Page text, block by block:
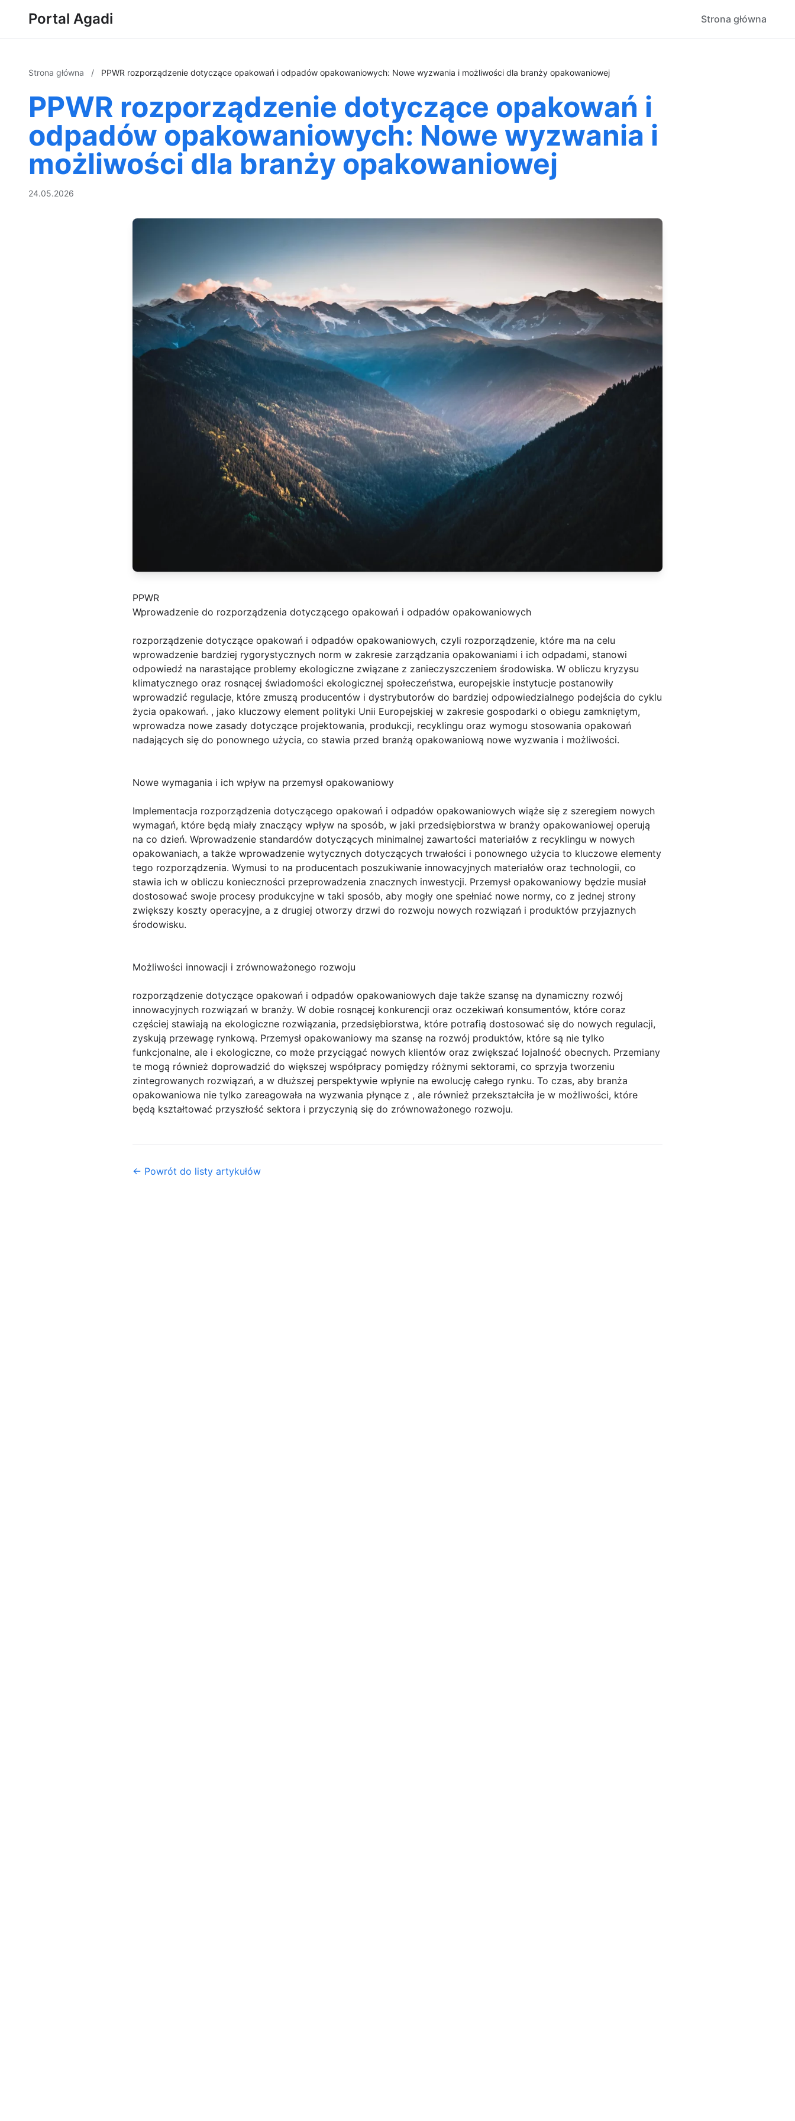
Portal Agadi Strona główna
Strona główna / PPWR rozporządzenie dotyczące opakowań i odpadów opakowaniowych: Nowe wyzwania i możliwości dla branży opakowaniowej
PPWR rozporządzenie dotyczące opakowań i
odpadów opakowaniowych: Nowe wyzwania i
możliwości dla branży opakowaniowej
24.05.2026
PPWR
Wprowadzenie do rozporządzenia dotyczącego opakowań i odpadów opakowaniowych
rozporządzenie dotyczące opakowań i odpadów opakowaniowych, czyli rozporządzenie, które ma na celu
wprowadzenie bardziej rygorystycznych norm w zakresie zarządzania opakowaniami i ich odpadami, stanowi
odpowiedź na narastające problemy ekologiczne związane z zanieczyszczeniem środowiska. W obliczu kryzysu
klimatycznego oraz rosnącej świadomości ekologicznej społeczeństwa, europejskie instytucje postanowiły
wprowadzić regulacje, które zmuszą producentów i dystrybutorów do bardziej odpowiedzialnego podejścia do cyklu
życia opakowań. , jako kluczowy element polityki Unii Europejskiej w zakresie gospodarki o obiegu zamkniętym,
wprowadza nowe zasady dotyczące projektowania, produkcji, recyklingu oraz wymogu stosowania opakowań
nadających się do ponownego użycia, co stawia przed branżą opakowaniową nowe wyzwania i możliwości.
Nowe wymagania i ich wpływ na przemysł opakowaniowy
Implementacja rozporządzenia dotyczącego opakowań i odpadów opakowaniowych wiąże się z szeregiem nowych
wymagań, które będą miały znaczący wpływ na sposób, w jaki przedsiębiorstwa w branży opakowaniowej operują
na co dzień. Wprowadzenie standardów dotyczących minimalnej zawartości materiałów z recyklingu w nowych
opakowaniach, a także wprowadzenie wytycznych dotyczących trwałości i ponownego użycia to kluczowe elementy
tego rozporządzenia. Wymusi to na producentach poszukiwanie innowacyjnych materiałów oraz technologii, co
stawia ich w obliczu konieczności przeprowadzenia znacznych inwestycji. Przemysł opakowaniowy będzie musiał
dostosować swoje procesy produkcyjne w taki sposób, aby mogły one spełniać nowe normy, co z jednej strony
zwiększy koszty operacyjne, a z drugiej otworzy drzwi do rozwoju nowych rozwiązań i produktów przyjaznych
środowisku.
Możliwości innowacji i zrównoważonego rozwoju
rozporządzenie dotyczące opakowań i odpadów opakowaniowych daje także szansę na dynamiczny rozwój
innowacyjnych rozwiązań w branży. W dobie rosnącej konkurencji oraz oczekiwań konsumentów, które coraz
częściej stawiają na ekologiczne rozwiązania, przedsiębiorstwa, które potrafią dostosować się do nowych regulacji,
zyskują przewagę rynkową. Przemysł opakowaniowy ma szansę na rozwój produktów, które są nie tylko
funkcjonalne, ale i ekologiczne, co może przyciągać nowych klientów oraz zwiększać lojalność obecnych. Przemiany
te mogą również doprowadzić do większej współpracy pomiędzy różnymi sektorami, co sprzyja tworzeniu
zintegrowanych rozwiązań, a w dłuższej perspektywie wpłynie na ewolucję całego rynku. To czas, aby branża
opakowaniowa nie tylko zareagowała na wyzwania płynące z , ale również przekształciła je w możliwości, które
będą kształtować przyszłość sektora i przyczynią się do zrównoważonego rozwoju.
← Powrót do listy artykułów